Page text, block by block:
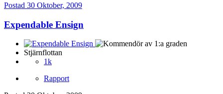
Postad 30 Oktober, 2009
Expendable Ensign
Stjärnflottan
1k
Rapport